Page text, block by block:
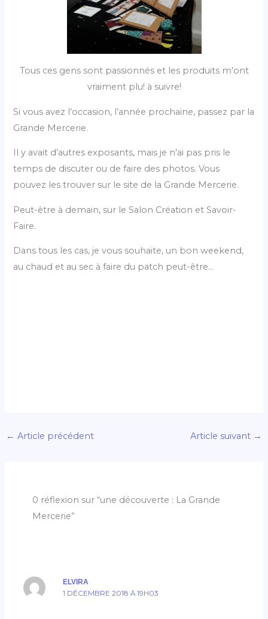
Tous ces gens sont passionnés et les produits m’ont
vraiment plu! à suivre!
Si vous avez l’occasion, l’année prochaine, passez par la
Grande Mercerie.
Il y avait d’autres exposants, mais je n’ai pas pris le
temps de discuter ou de faire des photos. Vous
pouvez les trouver sur le site de la Grande Mercerie.
Peut-être à demain, sur le Salon Création et Savoir-
Faire.
Dans tous les cas, je vous souhaite, un bon weekend,
au chaud et au sec à faire du patch peut-être…
← Article précédent Article suivant →
0 réflexion sur “une découverte : La Grande
Mercerie”
ELVIRA
1 DÉCEMBRE 2018 À 19H03